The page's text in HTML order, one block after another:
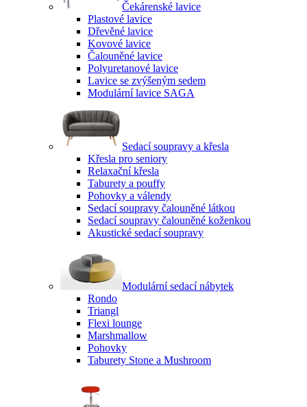
Čekárenské lavice
Plastové lavice
Dřevěné lavice
Kovové lavice
Čalouněné lavice
Polyuretanové lavice
Lavice se zvýšeným sedem
Modulární lavice SAGA
Sedací soupravy a křesla
Křesla pro seniory
Relaxační křesla
Taburety a pouffy
Pohovky a válendy
Sedací soupravy čalouněné látkou
Sedací soupravy čalouněné koženkou
Akustické sedací soupravy
Modulární sedací nábytek
Rondo
Triangl
Flexi lounge
Marshmallow
Pohovky
Taburety Stone a Mushroom